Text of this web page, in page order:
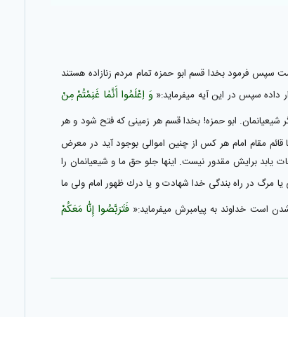
سپس فرمود بخدا قسم ابو حمزه تمام مردم زنازاده هستند
داده سپس در اين آيه ميفرمايد:« وَ اِعْلَمُوا أَنَّمٰا غَنِمْتُمْ‌ مِنْ‌
ابو حمزه! بخدا قسم هر زمينى كه فتح شود و هر
مقام امام هر كس از چنين اموالى بوجود آيد در معرض
برايش مقدور نيست. اينها جلو حق ما و شيعيانمان را
يا مرگ در راه بندگى خدا شهادت و يا درك ظهور امام ولى ما
است خداوند به پيامبرش ميفرمايد:« فَتَرَبَّصُوا إِنّٰا مَعَكُمْ‌